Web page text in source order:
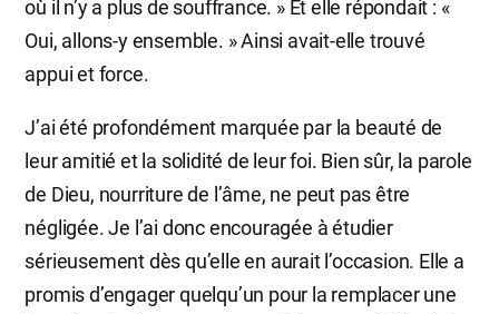
où il n’y a plus de souffrance. » Et elle répondait : «
Oui, allons-y ensemble. » Ainsi avait-elle trouvé
appui et force.
J’ai été profondément marquée par la beauté de
leur amitié et la solidité de leur foi. Bien sûr, la parole
de Dieu, nourriture de l’âme, ne peut pas être
négligée. Je l’ai donc encouragée à étudier
sérieusement dès qu’elle en aurait l’occasion. Elle a
promis d’engager quelqu’un pour la remplacer une